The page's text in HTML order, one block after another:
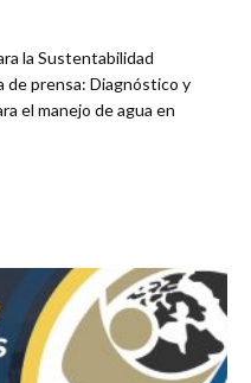
la Sustentabilidad
de prensa: Diagnóstico y
el manejo de agua en